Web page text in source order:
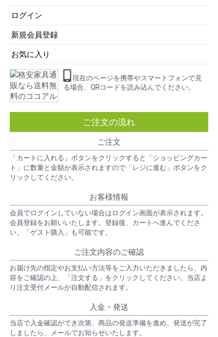
ログイン
新規会員登録
お気に入り
現在のページを携帯やスマートフォンで見
る場合、QRコードを読み込んでください。
ご注文の流れ
ご注文
「カートに入れる」ボタンをクリックすると「ショッピングカー
ト」に数量と金額が表示されますので「レジに進む」ボタンをク
リックしてください。
お客様情報
会員でログインしていない場合はログイン画面が表示されます。
会員登録をお願いいたします。登録後、カートへ進んでくださ
い。「ゲスト購入」も可能です。
ご注文内容のご確認
お届け先の指定やお支払い方法等をご入力いただきましたら、内
容をご確認の上、「注文する」をクリックしてください。当店よ
り注文受付メールが自動配信されます。
入金・発送
当店で入金確認ができ次第、商品の発送準備を進め、発送が完了
しましたら、メールでお知らせいたします。